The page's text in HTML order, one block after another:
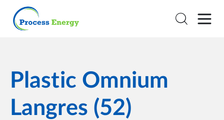
Plastic Omnium
Langres (52)